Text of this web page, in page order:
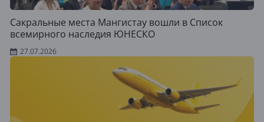
Сакральные места Мангистау вошли в Список
всемирного наследия ЮНЕСКО
27.07.2026